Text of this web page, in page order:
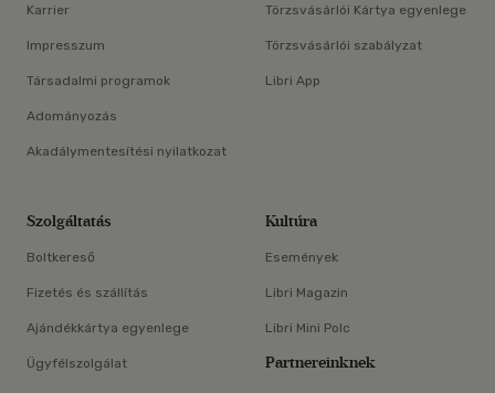
Karrier
Impresszum
Társadalmi programok
Adományozás
Akadálymentesítési nyilatkozat
Törzsvásárlói Kártya egyenlege
Törzsvásárlói szabályzat
Libri App
Szolgáltatás
Boltkereső
Fizetés és szállítás
Ajándékkártya egyenlege
Ügyfélszolgálat
Kultúra
Események
Libri Magazin
Libri Mini Polc
Partnereinknek